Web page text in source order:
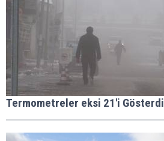
Termometreler eksi 21'i Gösterdi